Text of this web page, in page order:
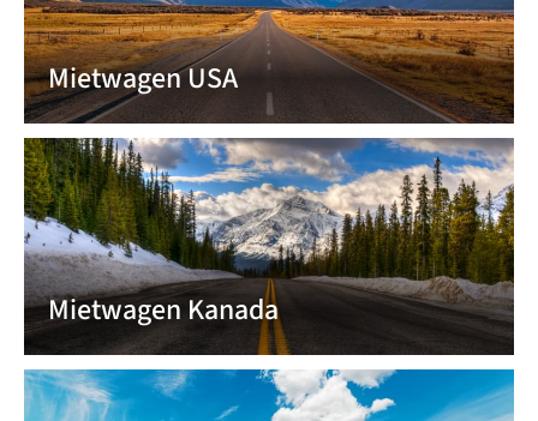
Mietwagen USA
Mietwagen Kanada